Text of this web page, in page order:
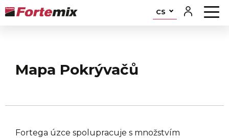
CS
Mapa Pokrývačů
Fortega úzce spolupracuje s množstvím